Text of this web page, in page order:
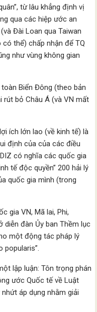
từ lâu khẳng định vị
qua các hiệp ước an
Đài Loan qua Taiwan
thể) chấp nhận để TQ
như vùng không gian
Biển Đông (theo bản
rút bỏ Châu Á (và VN mất
ích lớn lao (về kinh tế) là
định của của các điều
có nghĩa các quốc gia
tế độc quyền” 200 hải lý
quốc gia mình (trong
gia VN, Mã lai, Phi,
diễn đàn Ủy ban Thềm lục
một động tác pháp lý
popularis”.
lập luận: Tôn trọng phán
ước Quốc tế về Luật
nhứt áp dụng nhằm giải